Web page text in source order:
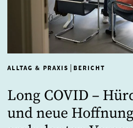
ALLTAG & PRAXIS | BERICHT
Long COVID –
und neue